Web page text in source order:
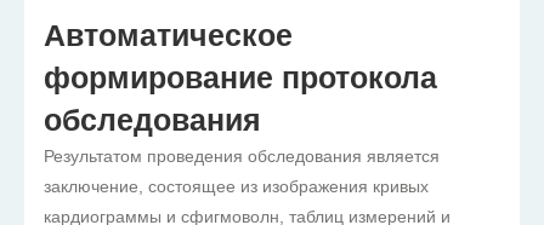
Автоматическое
формирование протокола
обследования
Результатом проведения обследования является
заключение, состоящее из изображения кривых
кардиограммы и сфигмоволн, таблиц измерений и